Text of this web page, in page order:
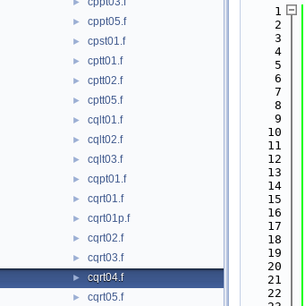
► cppt05.f
► cpst01.f
► cptt01.f
► cptt02.f
► cptt05.f
► cqlt01.f
► cqlt02.f
► cqlt03.f
► cqpt01.f
► cqrt01.f
► cqrt01p.f
► cqrt02.f
► cqrt03.f
► cqrt04.f
► cqrt05.f
    1
    2
    3
    4
    5
    6
    7
    8
    9
   10
   11
   12
   13
   14
   15
   16
   17
   18
   19
   20
   21
   22